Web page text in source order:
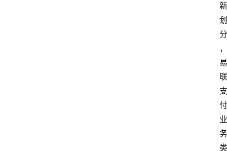
新
划
分
，
易
联
支
付
业
务
类